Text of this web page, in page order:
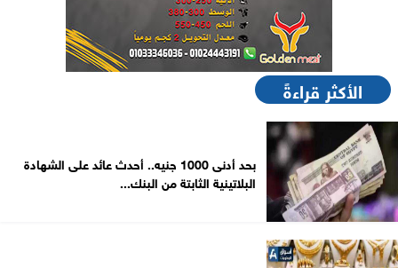
الأكثر قراءةً
بحد أدنى 1000 جنيه.. أحدث عائد على الشهادة
البلاتينية الثابتة من البنك...